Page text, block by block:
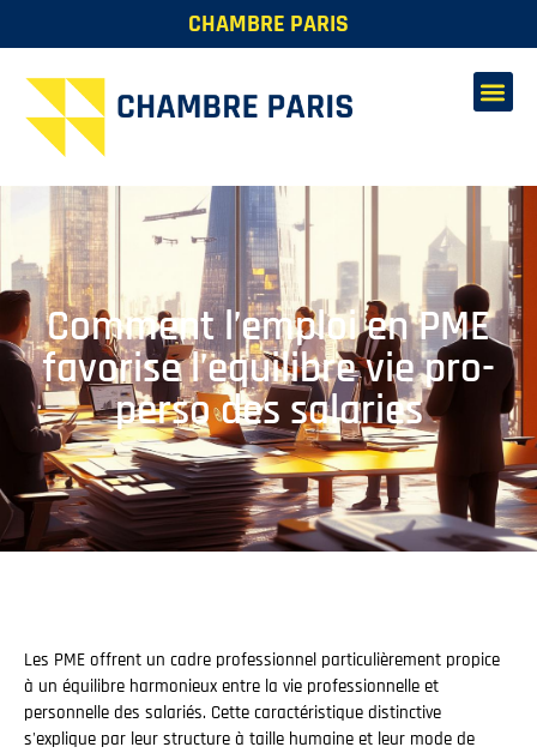
CHAMBRE PARIS
Comment l’emploi en PME
favorise l’equilibre vie pro-
perso des salaries
Les PME offrent un cadre professionnel particulièrement propice
à un équilibre harmonieux entre la vie professionnelle et
personnelle des salariés. Cette caractéristique distinctive
s'explique par leur structure à taille humaine et leur mode de